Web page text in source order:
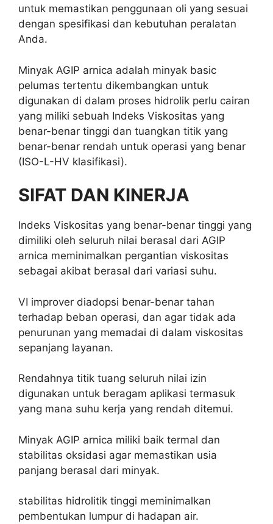
untuk memastikan penggunaan oli yang sesuai
dengan spesifikasi dan kebutuhan peralatan
Anda.
Minyak AGIP arnica adalah minyak basic
pelumas tertentu dikembangkan untuk
digunakan di dalam proses hidrolik perlu cairan
yang miliki sebuah Indeks Viskositas yang
benar-benar tinggi dan tuangkan titik yang
benar-benar rendah untuk operasi yang benar
(ISO-L-HV klasifikasi).
SIFAT DAN KINERJA
Indeks Viskositas yang benar-benar tinggi yang
dimiliki oleh seluruh nilai berasal dari AGIP
arnica meminimalkan pergantian viskositas
sebagai akibat berasal dari variasi suhu.
VI improver diadopsi benar-benar tahan
terhadap beban operasi, dan agar tidak ada
penurunan yang memadai di dalam viskositas
sepanjang layanan.
Rendahnya titik tuang seluruh nilai izin
digunakan untuk beragam aplikasi termasuk
yang mana suhu kerja yang rendah ditemui.
Minyak AGIP arnica miliki baik termal dan
stabilitas oksidasi agar memastikan usia
panjang berasal dari minyak.
stabilitas hidrolitik tinggi meminimalkan
pembentukan lumpur di hadapan air.